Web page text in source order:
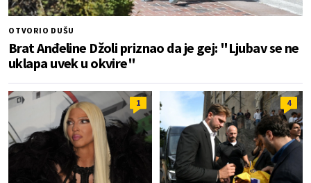
OTVORIO DUŠU
Brat Anđeline Džoli priznao da je gej: "Ljubav se ne
uklapa uvek u okvire"
1 4